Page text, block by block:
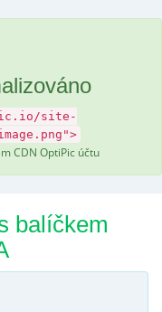
site-
CDN OptiPic účtu
balíčkem